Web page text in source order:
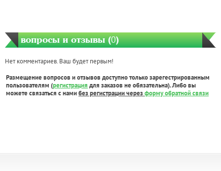
вопросы и отзывы (0)
Нет комментариев. Ваш будет первым!
Размещение вопросов и отзывов доступно только зарегестрированным
пользователям (регистрация для заказов не обязательна). Либо вы
можете связаться с намибез регистрации через форму обратной связи